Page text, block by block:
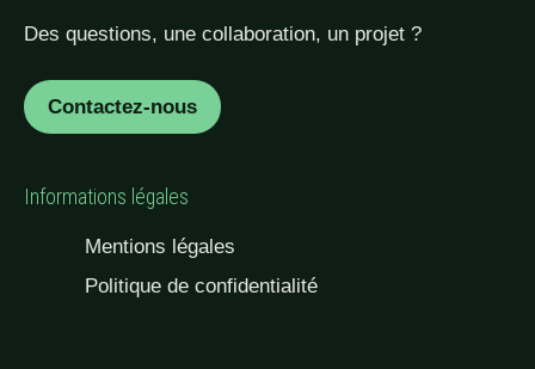
Des questions, une collaboration, un projet ?
Contactez-nous
Informations légales
Mentions légales
Politique de confidentialité